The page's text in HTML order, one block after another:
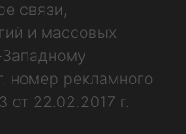
связи,
и массовых
номер рекламного
22.02.2017 г.